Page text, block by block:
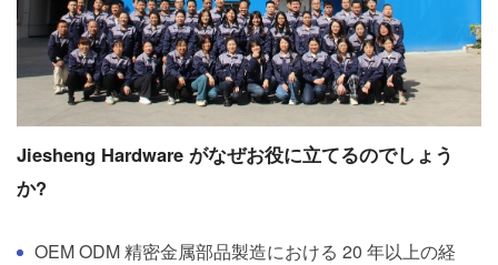
Jiesheng Hardware がなぜお役に立てるのでしょう
か?
OEM ODM 精密金属部品製造における 20 年以上の経